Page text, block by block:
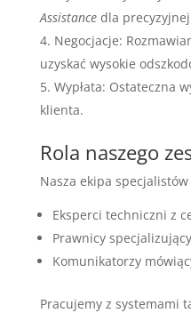
Assistancedla
Negocjacje:
uzyskać wysokie
Wypłata: Ostateczna
klienta.
Rola naszego
Nasza ekipa specjalistów
Eksperci techniczni z
Prawnicy
Komunikatorzy
Pracujemy z systemami